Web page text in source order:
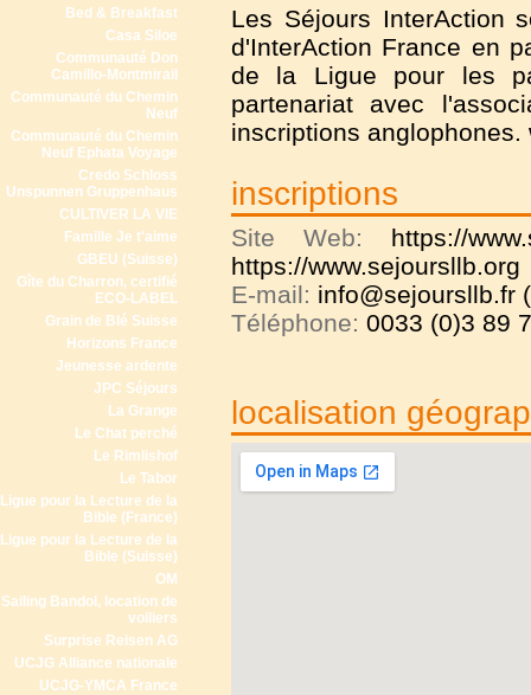
Bed & Breakfast
Casa Siloe
Communauté Don
Camillo-Montmirail
Communauté du Chemin
Neuf
Communauté du Chemin
Neuf Ephata Voyage
Credo Schloss
Unspunnen Gruppenhaus
CULTIVER LA VIE
Famille Je t'aime
GBEU (Suisse)
Gîte du Charron, certifié
ECO-LABEL
Grain de Blé Suisse
Horizons France
Jeunesse ardente
JPC Séjours
La Grange
Le Chat perché
Le Rimlishof
Le Tabor
Ligue pour la Lecture de la
Bible (France)
Ligue pour la Lecture de la
Bible (Suisse)
OM
Sailing Bandol, location de
voiliers
Surprise Reisen AG
UCJG Alliance nationale
UCJG-YMCA France
Les Séjours InterAction
d'InterAction France en
de la Ligue pour les
partenariat avec
inscriptions
inscriptions
Site Web: https://
https://www.sejoursllb.org
E-mail: info@sejoursllb.fr
Téléphone: 0033 (0)3 89
localisation